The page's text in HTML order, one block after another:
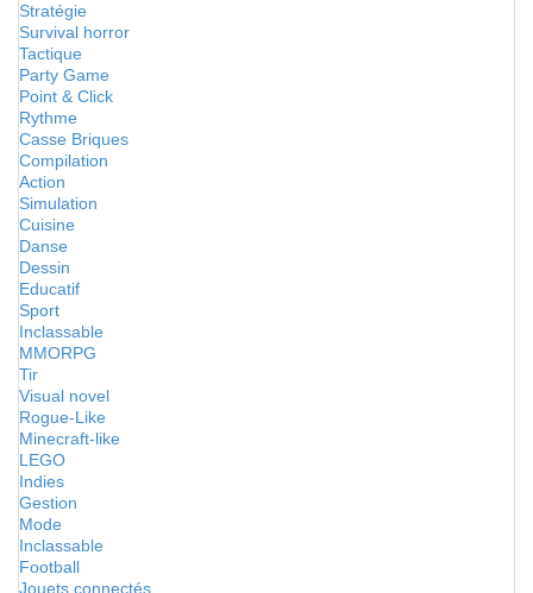
Stratégie
Survival horror
Tactique
Party Game
Point & Click
Rythme
Casse Briques
Compilation
Action
Simulation
Cuisine
Danse
Dessin
Educatif
Sport
Inclassable
MMORPG
Tir
Visual novel
Rogue-Like
Minecraft-like
LEGO
Indies
Gestion
Mode
Inclassable
Football
Jouets connectés